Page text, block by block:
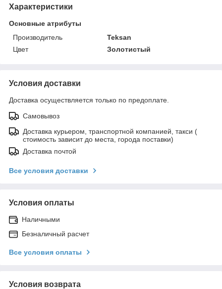
Характеристики
Основные атрибуты
Производитель
Teksan
Цвет
Золотистый
Условия доставки
Доставка осуществляется только по предоплате.
Самовывоз
Доставка курьером, транспортной компанией, такси (
стоимость зависит до места, города поставки)
Доставка почтой
Все условия доставки
Условия оплаты
Наличными
Безналичный расчет
Все условия оплаты
Условия возврата